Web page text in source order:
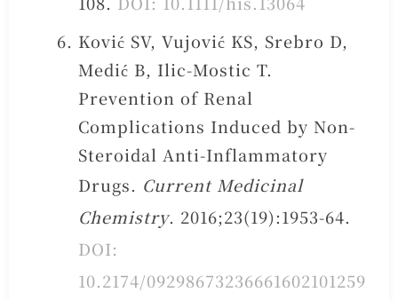
Ković SV, Vujović KS, Srebro D,
Medić B, Ilic-Mostic T.
Prevention of Renal
Complications Induced by Non-
Steroidal Anti-Inflammatory
Drugs. Current Medicinal
Chemistry. 2016;23(19):1953-64.
DOI:
10.2174/09298673236661602101259